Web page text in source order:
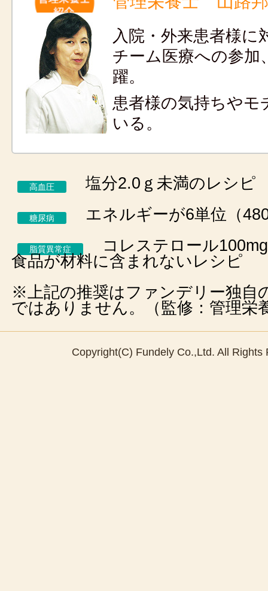
入院・外来患者様に
チーム医療への参加
躍。
患者様の気持ちや
いる。
高血圧 塩分2.0ｇ未満のレシピ
糖尿病 エネルギーが6単位（
脂質異常症
コレステロール
食品が材料に含まれないレシピ
※上記の推奨はファンデリー独自
ではありません。（監修：管理
Copyright(C) Fundely Co.,Ltd. All Rights